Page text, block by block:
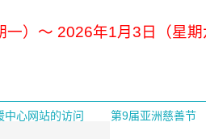
一）～ 2026年1月3日（星
中心网站的访问 第9届亚洲慈善节